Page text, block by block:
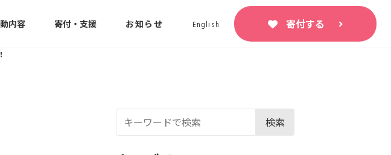
内容 寄付・支援 お知らせ English 寄付する
検索